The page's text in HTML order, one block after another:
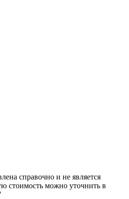
справочно и не является
стоимость можно уточнить в